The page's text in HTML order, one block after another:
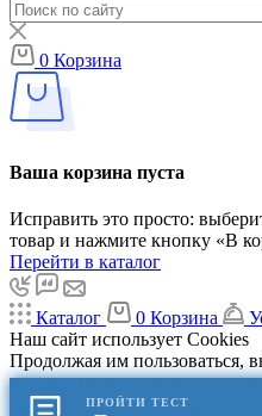
0 Корзина
Ваша корзина пуста
Исправить это просто:
товар и нажмите кнопку «В
Перейти в каталог
Каталог 0 Корзина
Наш сайт использует Cookies
Продолжая им пользоваться,
персональных данныхв
отношении обработки
ПРОЙТИ ТЕСТ